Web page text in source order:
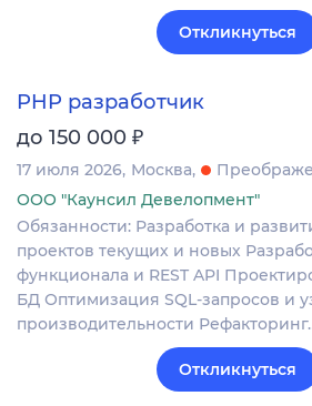
Откликнуться
PHP разработчик
до 150 000 ₽
17 июля 2026 Москва
ООО "Каунсил Девелопмент"
Обязанности: Разработка и
проектов текущих и новых
функционала и REST API
БД Оптимизация SQL-запросов и
производительности
Откликнуться